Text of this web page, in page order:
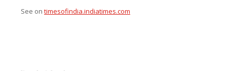
See on timesofindia.indiatimes.com